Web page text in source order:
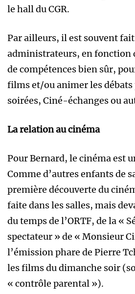
le hall du CGR.
Par ailleurs, il est souvent
administrateurs, en fonction
de compétences bien sûr,
films et/ou animer les débats
soirées, Ciné-échanges ou
La relation au cinéma
Pour Bernard, le cinéma est
Comme d’autres enfants de
première découverte du
faite dans les salles, mais
du temps de l’ORTF, de la «
spectateur » de « Monsieur
l’émission phare de Pierre
les films du dimanche soir
« contrôle parental »).